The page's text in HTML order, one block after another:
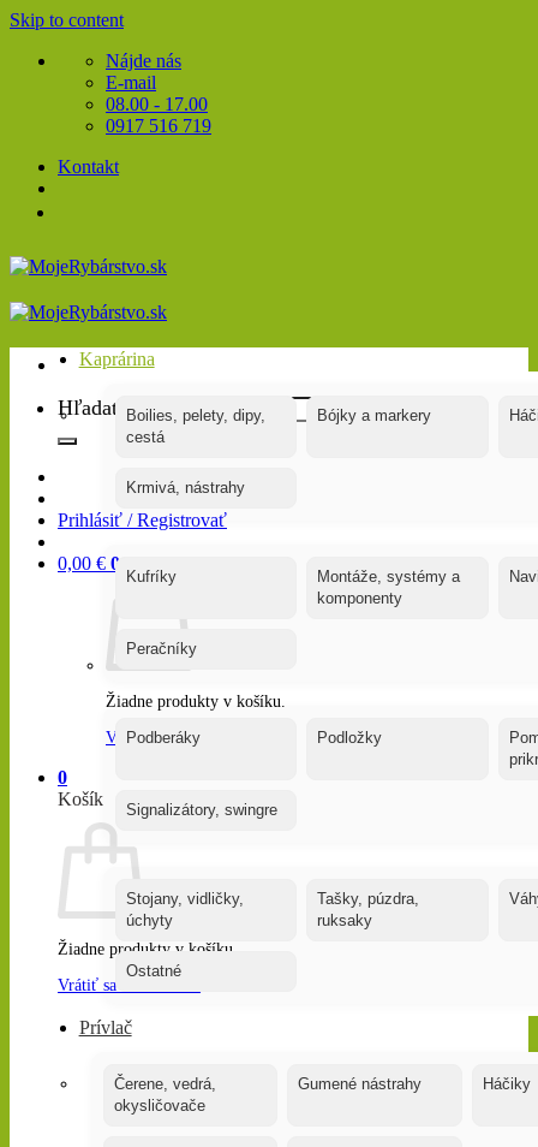
Skip to content
Nájde nás
E-mail
08.00 - 17.00
0917 516 719
Kontakt
Hľadať:
Prihlásiť / Registrovať
0,00 € 0
Žiadne produkty v košíku.
Vrátiť sa do obchodu
0
Košík
Žiadne produkty v košíku.
Vrátiť sa do obchodu
Kaprárina
Boilies, pelety, dipy,
cestá
Bójky a markery
Krmivá, nástrahy
Kufríky
Montáže, systémy a
komponenty
Peračníky
Podberáky Podložky
Signalizátory, swingre
Stojany, vidličky,
úchyty
Tašky, púzdra,
ruksaky
Ostatné
Prívlač
Čerene, vedrá,
okysličovače
Gumené nástrahy Háčiky